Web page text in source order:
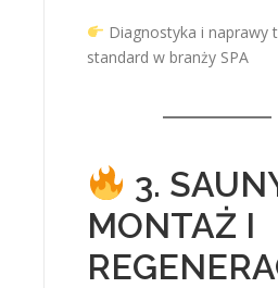
Diagnostyka i naprawy
standard w branży SPA
3.
MONTAŻ I